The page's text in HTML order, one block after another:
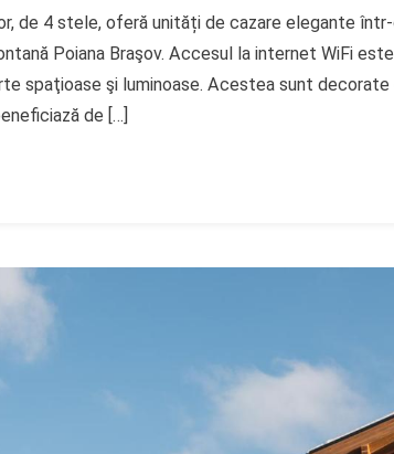
de 4 stele, oferă unități de cazare elegante
Poiana Braşov. Accesul la internet WiFi
spaţioase şi luminoase. Acestea sunt
de […]